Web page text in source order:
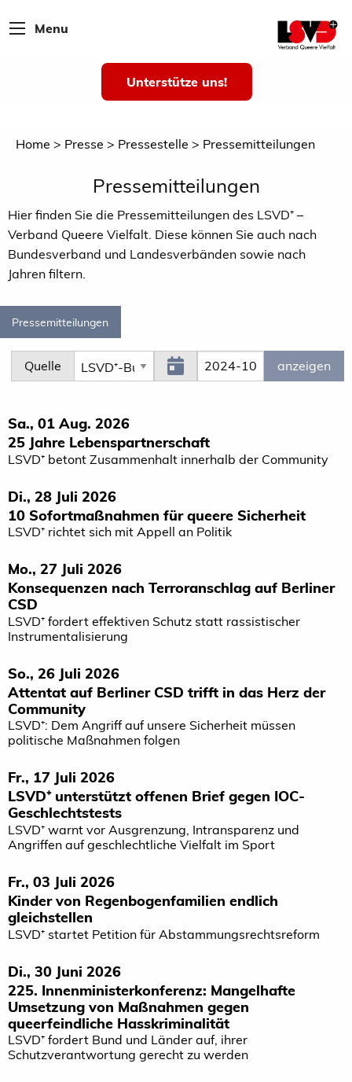
Menu
Unterstütze uns!
Home Presse Pressestelle Pressemitteilungen
Pressemitteilungen
Hier finden Sie die Pressemitteilungen des LSVD⁺ –
Verband Queere Vielfalt. Diese können Sie auch nach
Bundesverband und Landesverbänden sowie nach
Jahren filtern.
Pressemitteilungen
Quelle
Sa., 01 Aug. 2026
25 Jahre Lebenspartnerschaft
LSVD⁺ betont Zusammenhalt innerhalb der Community
Di., 28 Juli 2026
10 Sofortmaßnahmen für queere Sicherheit
LSVD⁺ richtet sich mit Appell an Politik
Mo., 27 Juli 2026
Konsequenzen nach Terroranschlag auf Berliner
CSD
LSVD⁺ fordert effektiven Schutz statt rassistischer
Instrumentalisierung
So., 26 Juli 2026
Attentat auf Berliner CSD trifft in das Herz der
Community
LSVD⁺: Dem Angriff auf unsere Sicherheit müssen
politische Maßnahmen folgen
Fr., 17 Juli 2026
LSVD⁺ unterstützt offenen Brief gegen IOC-
Geschlechtstests
LSVD⁺ warnt vor Ausgrenzung, Intransparenz und
Angriffen auf geschlechtliche Vielfalt im Sport
Fr., 03 Juli 2026
Kinder von Regenbogenfamilien endlich
gleichstellen
LSVD⁺ startet Petition für Abstammungsrechtsreform
Di., 30 Juni 2026
225. Innenministerkonferenz: Mangelhafte
Umsetzung von Maßnahmen gegen
queerfeindliche Hasskriminalität
LSVD⁺ fordert Bund und Länder auf, ihrer
Schutzverantwortung gerecht zu werden